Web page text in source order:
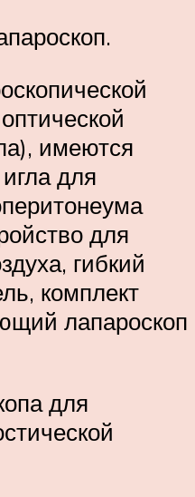
имеются
для
для
гибкий
комплект
лапароскоп
для